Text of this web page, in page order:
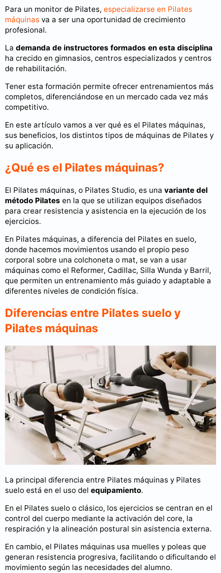
Para un monitor de Pilates, especializarse en Pilates
máquinas va a ser una oportunidad de crecimiento
profesional.
La demanda de instructores formados en esta disciplina
ha crecido en gimnasios, centros especializados y centros
de rehabilitación.
Tener esta formación permite ofrecer entrenamientos más
completos, diferenciándose en un mercado cada vez más
competitivo.
En este artículo vamos a ver qué es el Pilates máquinas,
sus beneficios, los distintos tipos de máquinas de Pilates y
su aplicación.
¿Qué es el Pilates máquinas?
El Pilates máquinas, o Pilates Studio, es una variante del
método Pilates en la que se utilizan equipos diseñados
para crear resistencia y asistencia en la ejecución de los
ejercicios.
En Pilates máquinas, a diferencia del Pilates en suelo,
donde hacemos movimientos usando el propio peso
corporal sobre una colchoneta o mat, se van a usar
máquinas como el Reformer, Cadillac, Silla Wunda y Barril,
que permiten un entrenamiento más guiado y adaptable a
diferentes niveles de condición física.
Diferencias entre Pilates suelo y
Pilates máquinas
La principal diferencia entre Pilates máquinas y Pilates
suelo está en el uso del equipamiento.
En el Pilates suelo o clásico, los ejercicios se centran en el
control del cuerpo mediante la activación del core, la
respiración y la alineación postural sin asistencia externa.
En cambio, el Pilates máquinas usa muelles y poleas que
generan resistencia progresiva, facilitando o dificultando el
movimiento según las necesidades del alumno.